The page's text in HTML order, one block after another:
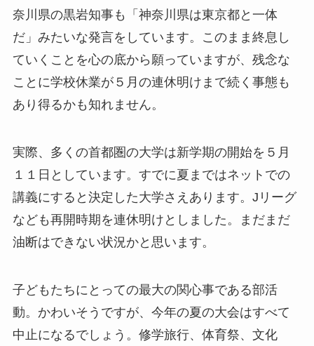
奈川県の黒岩知事も「神奈川県は東京都と一体
だ」みたいな発言をしています。このまま終息し
ていくことを心の底から願っていますが、残念な
ことに学校休業が５月の連休明けまで続く事態も
あり得るかも知れません。
実際、多くの首都圏の大学は新学期の開始を５月
１１日としています。すでに夏まではネットでの
講義にすると決定した大学さえあります。Jリーグ
なども再開時期を連休明けとしました。まだまだ
油断はできない状況かと思います。
子どもたちにとっての最大の関心事である部活
動。かわいそうですが、今年の夏の大会はすべて
中止になるでしょう。修学旅行、体育祭、文化